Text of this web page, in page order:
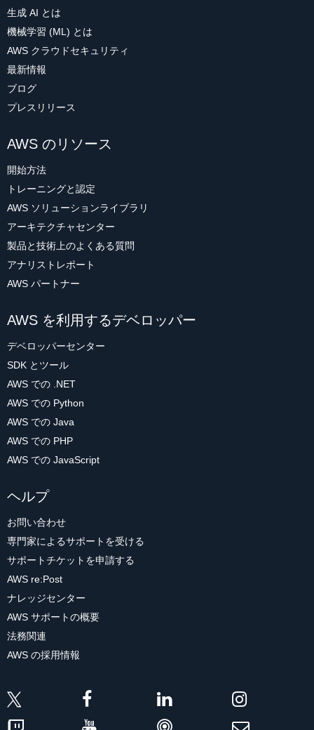
生成 AI とは
機械学習 (ML) とは
AWS クラウドセキュリティ
最新情報
ブログ
プレスリリース
AWS のリソース
開始方法
トレーニングと認定
AWS ソリューションライブラリ
アーキテクチャセンター
製品と技術上のよくある質問
アナリストレポート
AWS パートナー
AWS を利用するデベロッパー
デベロッパーセンター
SDK とツール
AWS での .NET
AWS での Python
AWS での Java
AWS での PHP
AWS での JavaScript
ヘルプ
お問い合わせ
専門家によるサポートを受ける
サポートチケットを申請する
AWS re:Post
ナレッジセンター
AWS サポートの概要
法務関連
AWS の採用情報